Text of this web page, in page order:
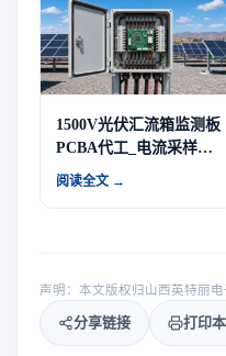
1500V光伏汇流箱监测板
PCBA代工_电流采样与
弧光检测板制造商-山西
阅读全文 →
声明：本文版权归山西英特丽
分享链接 打印